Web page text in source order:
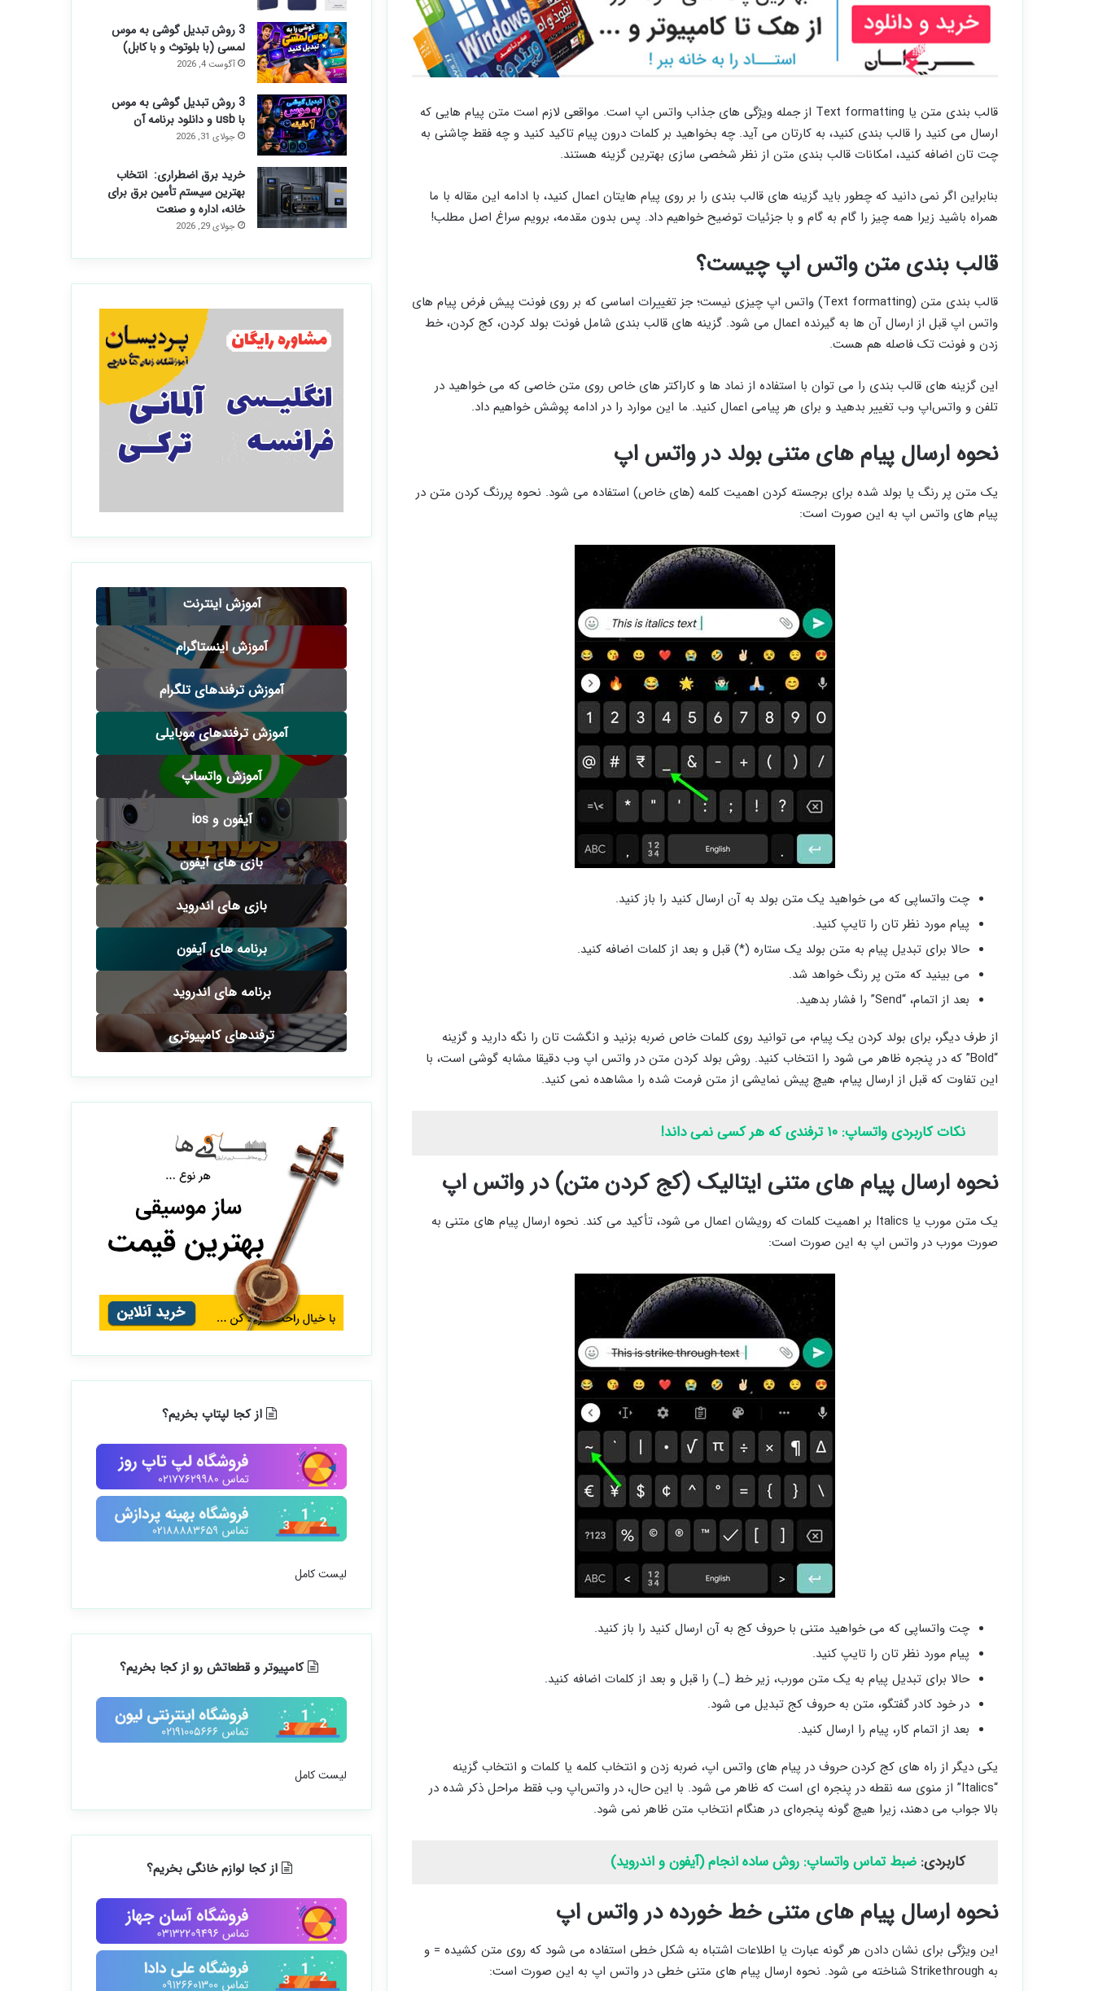
قالب بندی متن یا Text formatting از جمله ویژگی های جذاب واتس اپ است. مواقعی لازم است متن پیام ‌هایی که
ارسال می‌ کنید را قالب ‌بندی کنید، به کارتان می‌ آید. چه بخواهید بر کلمات درون پیام تاکید کنید و چه فقط چاشنی به
چت تان اضافه کنید، امکانات قالب ‌بندی متن از نظر شخصی ‌سازی بهترین گزینه هستند.
بنابراین اگر نمی ‌دانید که چطور باید گزینه‌ های قالب‌ بندی را بر روی پیام ‌هایتان اعمال کنید، با ادامه این مقاله با ما
همراه باشید زیرا همه چیز را گام به گام و با جزئیات توضیح خواهیم داد. پس بدون مقدمه، برویم سراغ اصل مطلب!
قالب بندی متن واتس اپ چیست؟
قالب بندی متن (Text formatting) واتس اپ چیزی نیست؛ جز تغییرات اساسی که بر روی فونت پیش فرض پیام های
واتس اپ قبل از ارسال آن ها به گیرنده اعمال می شود. گزینه های قالب بندی شامل فونت بولد کردن، کج کردن، خط
زدن و فونت تک فاصله هم هست.
این گزینه ‌های قالب ‌بندی را می ‌توان با استفاده از نماد ها و کاراکتر های خاص روی متن خاصی که می‌ خواهید در
تلفن و واتس‌اپ وب تغییر بدهید و برای هر پیامی اعمال کنید. ما این موارد را در ادامه پوشش خواهیم داد.
نحوه ارسال پیام های متنی بولد در واتس اپ
یک متن پر رنگ یا بولد شده برای برجسته کردن اهمیت کلمه (های خاص) استفاده می شود. نحوه پررنگ کردن متن در
پیام ‌های واتس اپ به این صورت است:
چت واتساپی که می خواهید یک متن بولد به آن ارسال کنید را باز کنید.
پیام مورد نظر تان را تایپ کنید.
حالا برای تبدیل پیام به متن بولد یک ستاره (*) قبل و بعد از کلمات اضافه کنید.
می بینید که متن پر رنگ خواهد شد.
بعد از اتمام، “Send” را فشار بدهید.
از طرف دیگر، برای بولد کردن یک پیام، می ‌توانید روی کلمات خاص ضربه بزنید و انگشت تان را نگه دارید و گزینه
“Bold” که در پنجره ظاهر می ‌شود را انتخاب کنید. روش بولد کردن متن در واتس اپ وب دقیقا مشابه گوشی است، با
این تفاوت که قبل از ارسال پیام، هیچ پیش نمایشی از متن فرمت شده را مشاهده نمی کنید.
نکات کاربردی واتساپ: ۱۰ ترفندی که هر کسی نمی داند!
نحوه ارسال پیام های متنی ایتالیک (کج کردن متن) در واتس اپ
یک متن مورب یا Italics بر اهمیت کلمات که رویشان اعمال می شود، تأکید می کند. نحوه ارسال پیام های متنی به
صورت مورب در واتس اپ به این صورت است:
چت واتساپی که می خواهید متنی با حروف کج به آن ارسال کنید را باز کنید.
پیام مورد نظر تان را تایپ کنید.
حالا برای تبدیل پیام به یک متن مورب، زیر خط (_) را قبل و بعد از کلمات اضافه کنید.
در خود کادر گفتگو، متن به حروف کج تبدیل می شود.
بعد از اتمام کار، پیام را ارسال کنید.
یکی دیگر از راه‌ های کج کردن حروف در پیام‌ های واتس‌ اپ، ضربه زدن و انتخاب کلمه یا کلمات و انتخاب گزینه
“Italics” از منوی سه نقطه در پنجره ‌ای است که ظاهر می ‌شود. با این حال، در واتس‌اپ وب فقط مراحل ذکر شده در
بالا جواب می دهند، زیرا هیچ گونه پنجره‌ای در هنگام انتخاب متن ظاهر نمی ‌شود.
کاربردی: ضبط تماس واتساپ: روش ساده انجام (آیفون و اندروید)
نحوه ارسال پیام های متنی خط خورده در واتس اپ
این ویژگی برای نشان دادن هر گونه عبارت یا اطلاعات اشتباه به شکل خطی استفاده می‌ شود که روی متن کشیده = و
به Strikethrough شناخته می ‌شود. نحوه ارسال پیام های متنی خطی در واتس اپ به این صورت است:
3 روش تبدیل گوشی به موس
لمسی (با بلوتوث و با کابل)
آگوست 4, 2026
3 روش تبدیل گوشی به موس
با usb و دانلود برنامه آن
جولای 31, 2026
خرید برق اضطراری: انتخاب
بهترین سیستم تأمین برق برای
خانه، اداره و صنعت
جولای 29, 2026
آموزش اینترنت
آموزش اینستاگرام
آموزش ترفندهای تلگرام
آموزش ترفندهای موبایلی
آموزش واتساپ
آیفون و ios
بازی های آیفون
بازی های اندروید
برنامه های آیفون
برنامه های اندروید
ترفندهای کامپیوتری
از کجا لپتاپ بخریم؟
لیست کامل
کامپیوتر و قطعاتش رو از کجا بخریم؟
لیست کامل
از کجا لوازم خانگی بخریم؟